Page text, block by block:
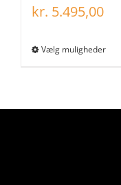
kr. 5.495,00
Vælg muligheder